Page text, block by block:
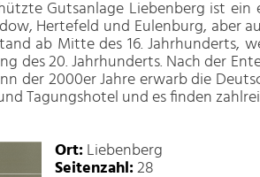
Gutsanlage Liebenberg ist
Hertefeld und Eulenburg, aber
ab Mitte des 16. Jahrhunderts,
des 20. Jahrhunderts. Nach der
der 2000er Jahre erwarb die
Tagungshotel und es finden
Ort: Liebenberg
Seitenzahl: 28